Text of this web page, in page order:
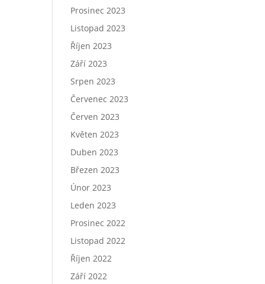
Prosinec 2023
Listopad 2023
Říjen 2023
Září 2023
Srpen 2023
Červenec 2023
Červen 2023
Květen 2023
Duben 2023
Březen 2023
Únor 2023
Leden 2023
Prosinec 2022
Listopad 2022
Říjen 2022
Září 2022